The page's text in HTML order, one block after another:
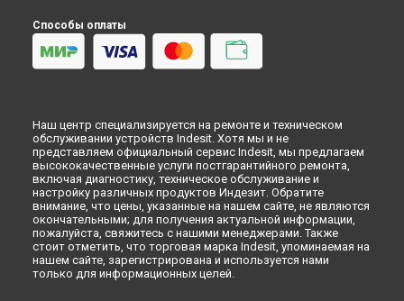
Способы оплаты
Наш центр специализируется на ремонте и техническом
обслуживании устройств Indesit. Хотя мы и не
представляем официальный сервис Indesit, мы предлагаем
высококачественные услуги постгарантийного ремонта,
включая диагностику, техническое обслуживание и
настройку различных продуктов Индезит. Обратите
внимание, что цены, указанные на нашем сайте, не являются
окончательными; для получения актуальной информации,
пожалуйста, свяжитесь с нашими менеджерами. Также
стоит отметить, что торговая марка Indesit, упоминаемая на
нашем сайте, зарегистрирована и используется нами
только для информационных целей.